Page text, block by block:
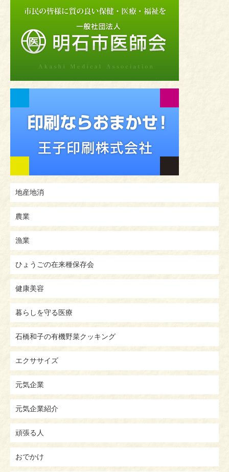
地産地消
農業
漁業
ひょうごの在来種保存会
健康美容
暮らしを守る医療
石橋和子の有機野菜クッキング
エクササイズ
元気企業
元気企業紹介
頑張る人
おでかけ